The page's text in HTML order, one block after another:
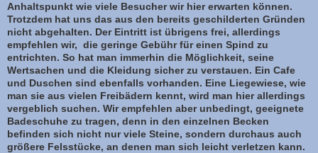
Anhaltspunkt wie viele Besucher wir hier erwarten können.
Trotzdem hat uns das aus den bereits geschilderten Gründen
nicht abgehalten. Der Eintritt ist übrigens frei, allerdings
empfehlen wir, die geringe Gebühr für einen Spind zu
entrichten. So hat man immerhin die Möglichkeit, seine
Wertsachen und die Kleidung sicher zu verstauen. Ein Cafe
und Duschen sind ebenfalls vorhanden. Eine Liegewiese, wie
man sie aus vielen Freibädern kennt, wird man hier allerdings
vergeblich suchen. Wir empfehlen aber unbedingt, geeignete
Badeschuhe zu tragen, denn in den einzelnen Becken
befinden sich nicht nur viele Steine, sondern durchaus auch
größere Felsstücke, an denen man sich leicht verletzen kann.